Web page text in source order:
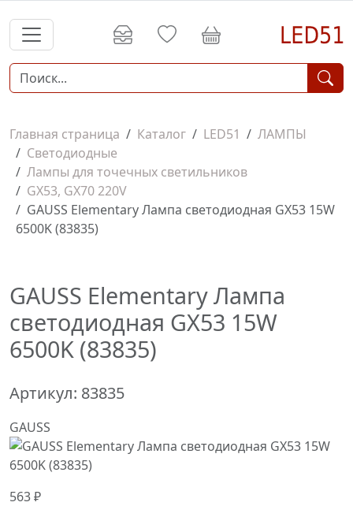
Главная страница Каталог LED51
ЛАМПЫ
Светодиодные
Лампы для точечных светильников
GX53, GX70 220V
GAUSS Elementary Лампа светодиодная GX53 15W
6500K (83835)
GAUSS Elementary Лампа
светодиодная GX53 15W
6500K (83835)
Артикул: 83835
GAUSS
563 ₽